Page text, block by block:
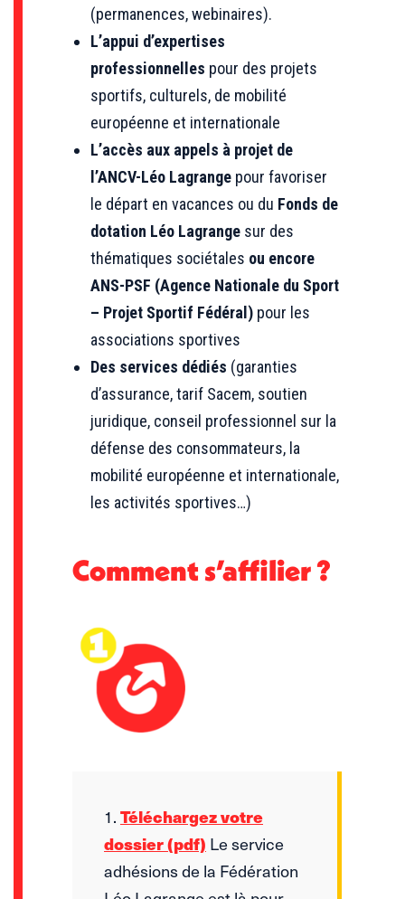
(permanences, webinaires).
L’appui d’expertises
professionnelles pour des projets
sportifs, culturels, de mobilité
européenne et internationale
L’accès aux appels à projet de
l’ANCV-Léo Lagrange pour favoriser
le départ en vacances ou du Fonds de
dotation Léo Lagrange sur des
thématiques sociétales ou encore
ANS-PSF (Agence Nationale du Sport
– Projet Sportif Fédéral) pour les
associations sportives
Des services dédiés (garanties
d’assurance, tarif Sacem, soutien
juridique, conseil professionnel sur la
défense des consommateurs, la
mobilité européenne et internationale,
les activités sportives…)
Comment s’affilier ?
1.Téléchargez votre
dossier (pdf) Le service
adhésions de la Fédération